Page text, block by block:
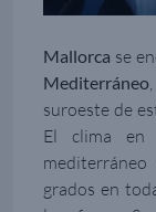
Mallorca se
Mediterráneo
suroeste de
El clima en
grados en